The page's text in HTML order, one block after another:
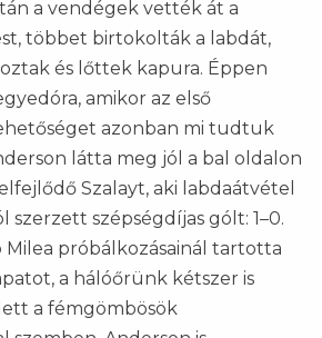
a vendégek vették át a
többet birtokolták a labdát,
és lőttek kapura. Éppen
amikor az első
azonban mi tudtuk
látta meg jól a bal oldalon
Szalayt, aki labdaátvétel
szerzett szépségdíjas gólt: 1–0.
próbálkozásainál tartotta
a hálóőrünk kétszer is
a fémgömbösök